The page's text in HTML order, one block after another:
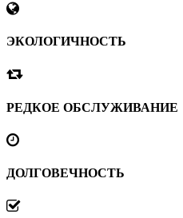
ЭКОЛОГИЧНОСТЬ
РЕДКОЕ ОБСЛУЖИВАНИЕ
ДОЛГОВЕЧНОСТЬ